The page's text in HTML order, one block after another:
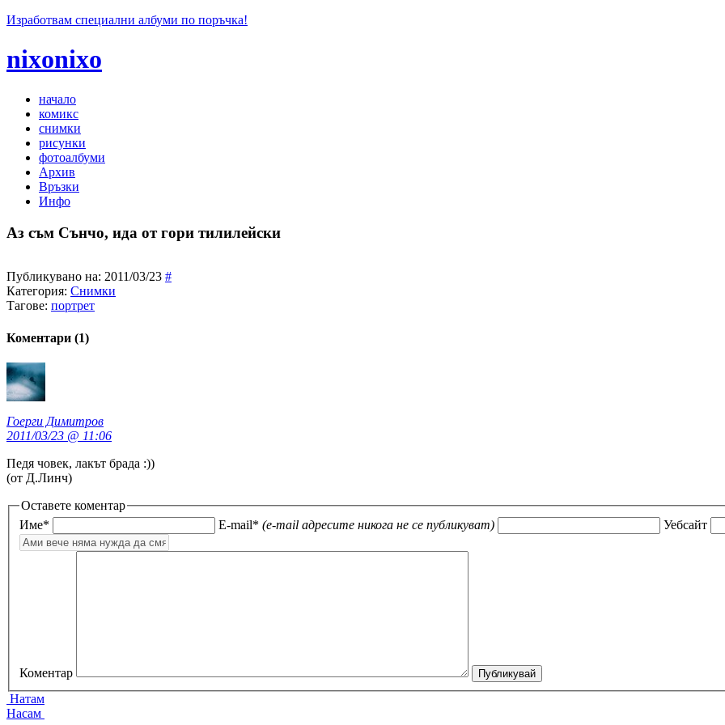
Изработвам специални албуми по поръчка!
nixonixo
начало
комикс
снимки
рисунки
фотоалбуми
Архив
Връзки
Инфо
Аз съм Сънчо, ида от гори тилилейски
Публикувано на: 2011/03/23 #
Категория: Снимки
Тагове: портрет
Коментари (1)
Гоерги Димитров
2011/03/23 @ 11:06
Педя човек, лакът брада :))
(от Д.Линч)
Оставете коментар
Име*
E-mail* (e-mail адресите никога не се публикуват) Уебсайт
Коментар
Натам
Насам